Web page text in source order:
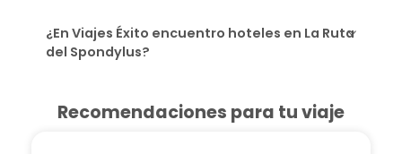
¿En Viajes Éxito encuentro hoteles en La Ruta
del Spondylus?
Recomendaciones para tu viaje